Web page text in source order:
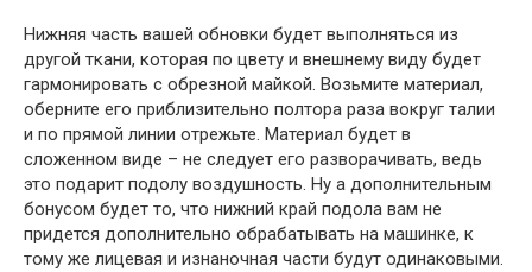
Нижняя часть вашей обновки будет выполняться из
другой ткани, которая по цвету и внешнему виду будет
гармонировать с обрезной майкой. Возьмите материал,
оберните его приблизительно полтора раза вокруг талии
и по прямой линии отрежьте. Материал будет в
сложенном виде – не следует его разворачивать, ведь
это подарит подолу воздушность. Ну а дополнительным
бонусом будет то, что нижний край подола вам не
придется дополнительно обрабатывать на машинке, к
тому же лицевая и изнаночная части будут одинаковыми.